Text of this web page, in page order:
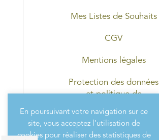
Mes Listes de Souhaits
CGV
Mentions légales
Protection des données
et politique de
En poursuivant votre navigation sur ce
site, vous acceptez l’utilisation de
cookies pour réaliser des statistiques de